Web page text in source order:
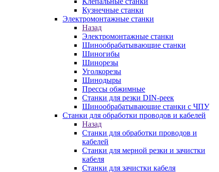
Кузнечные станки
Электромонтажные станки
Назад
Электромонтажные станки
Шинообрабатывающие станки
Шиногибы
Шинорезы
Уголкорезы
Шинодыры
Прессы обжимные
Станки для резки DIN-реек
Шинообрабатывающие станки с ЧПУ
Станки для обработки проводов и кабелей
Назад
Станки для обработки проводов и
кабелей
Станки для мерной резки и зачистки
кабеля
Станки для зачистки кабеля